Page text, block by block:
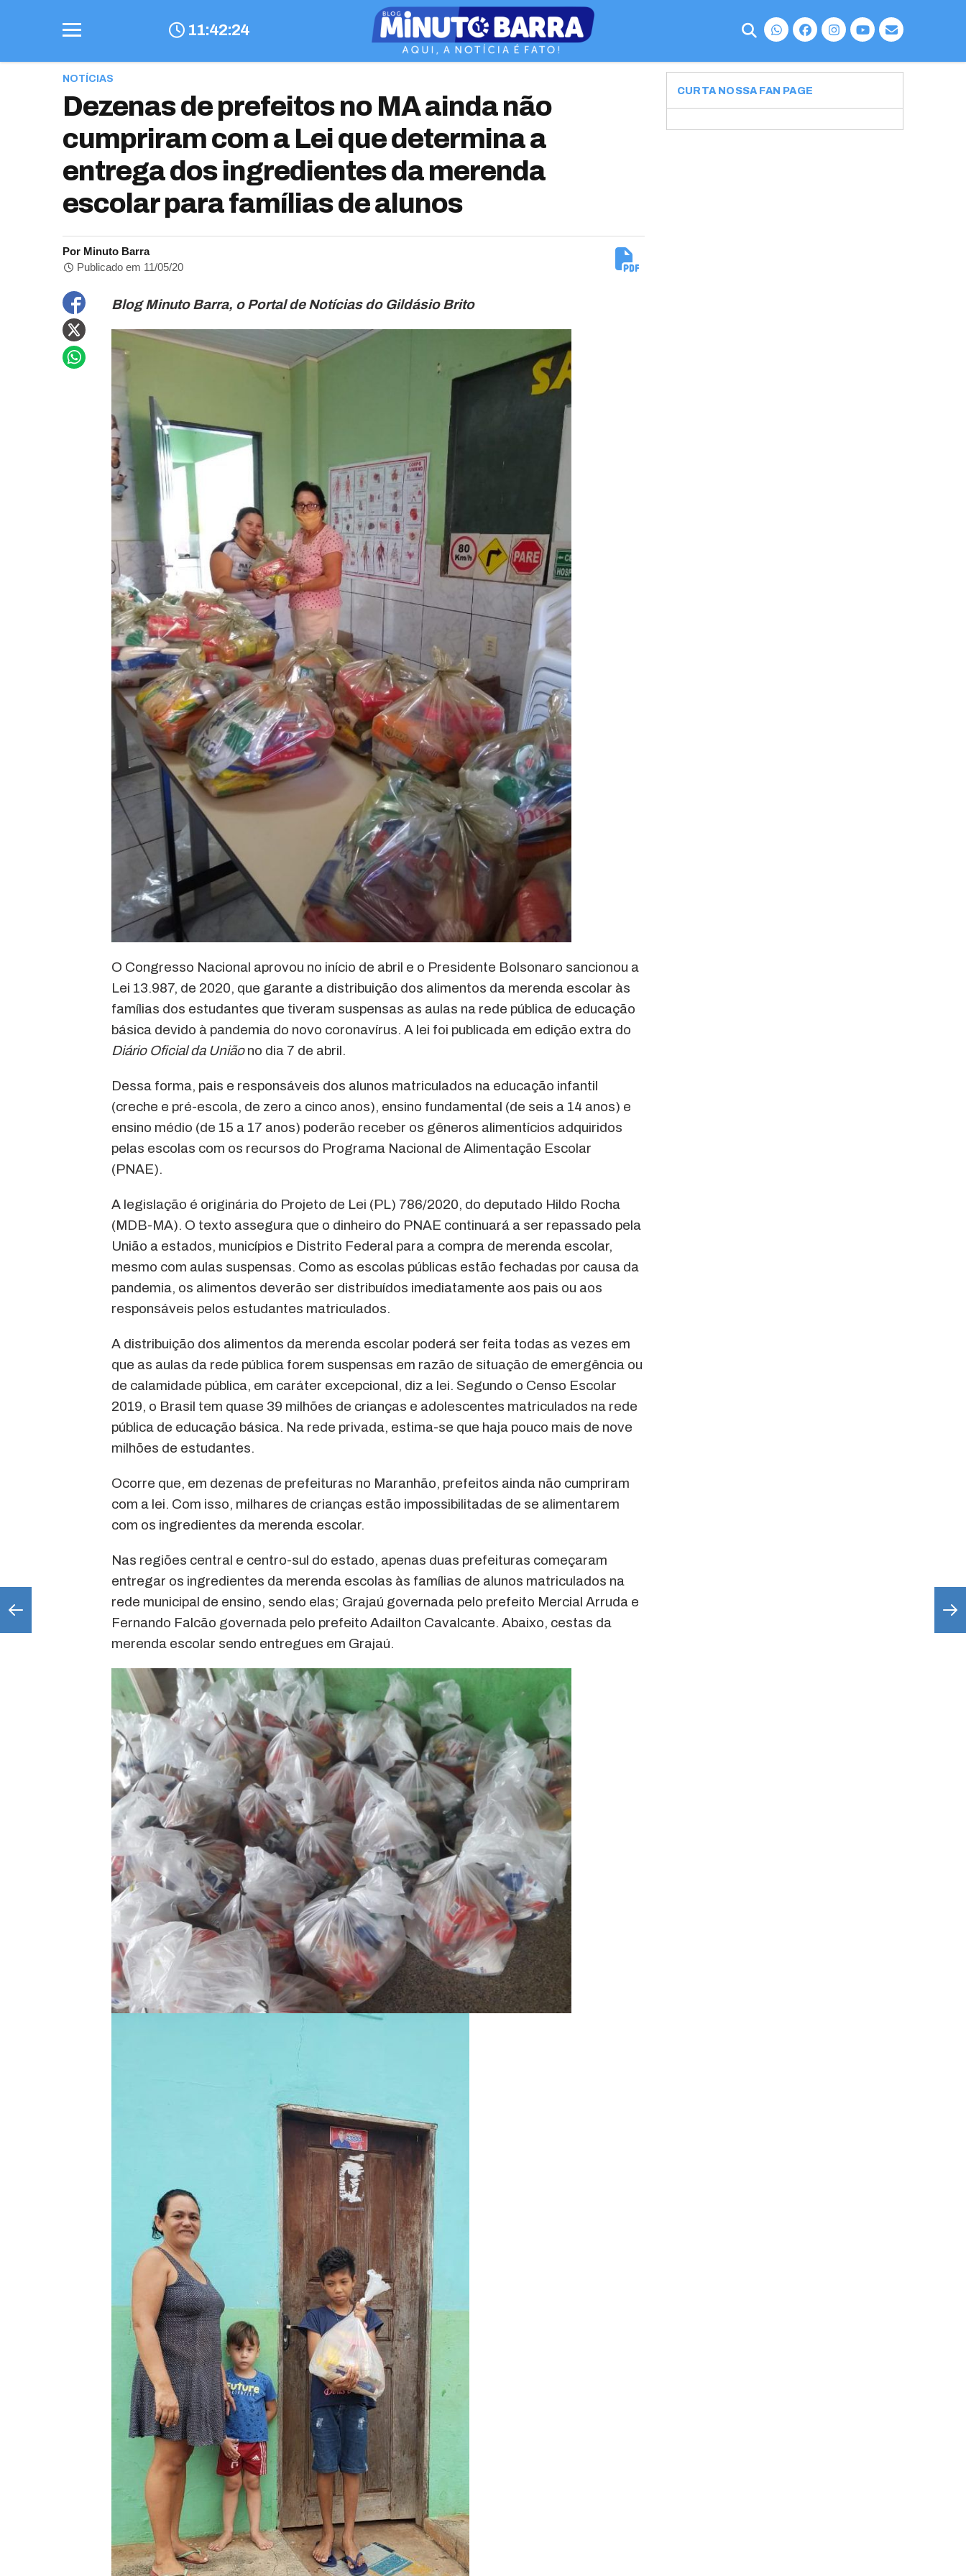
11:42:25
NOTÍCIAS
Dezenas de prefeitos no MA ainda não
cumpriram com a Lei que determina a
entrega dos ingredientes da merenda
escolar para famílias de alunos
Por Minuto Barra
Publicado em 11/05/20
Blog Minuto Barra, o Portal de Notícias do Gildásio Brito
O Congresso Nacional aprovou no início de abril e o Presidente Bolsonaro sancionou a
Lei 13.987, de 2020, que garante a distribuição dos alimentos da merenda escolar às
famílias dos estudantes que tiveram suspensas as aulas na rede pública de educação
básica devido à pandemia do novo coronavírus. A lei foi publicada em edição extra do
Diário Oficial da Uniãono dia 7 de abril.
Dessa forma, pais e responsáveis dos alunos matriculados na educação infantil
(creche e pré-escola, de zero a cinco anos), ensino fundamental (de seis a 14 anos) e
ensino médio (de 15 a 17 anos) poderão receber os gêneros alimentícios adquiridos
pelas escolas com os recursos do Programa Nacional de Alimentação Escolar
(PNAE).
A legislação é originária do Projeto de Lei (PL) 786/2020, do deputado Hildo Rocha
(MDB-MA). O texto assegura que o dinheiro do PNAE continuará a ser repassado pela
União a estados, municípios e Distrito Federal para a compra de merenda escolar,
mesmo com aulas suspensas. Como as escolas públicas estão fechadas por causa da
pandemia, os alimentos deverão ser distribuídos imediatamente aos pais ou aos
responsáveis pelos estudantes matriculados.
A distribuição dos alimentos da merenda escolar poderá ser feita todas as vezes em
que as aulas da rede pública forem suspensas em razão de situação de emergência ou
de calamidade pública, em caráter excepcional, diz a lei. Segundo o Censo Escolar
2019, o Brasil tem quase 39 milhões de crianças e adolescentes matriculados na rede
pública de educação básica. Na rede privada, estima-se que haja pouco mais de nove
milhões de estudantes.
Ocorre que, em dezenas de prefeituras no Maranhão, prefeitos ainda não cumpriram
com a lei. Com isso, milhares de crianças estão impossibilitadas de se alimentarem
com os ingredientes da merenda escolar.
Nas regiões central e centro-sul do estado, apenas duas prefeituras começaram
entregar os ingredientes da merenda escolas às famílias de alunos matriculados na
rede municipal de ensino, sendo elas; Grajaú governada pelo prefeito Mercial Arruda e
Fernando Falcão governada pelo prefeito Adailton Cavalcante. Abaixo, cestas da
merenda escolar sendo entregues em Grajaú.
CURTA NOSSA FAN PAGE